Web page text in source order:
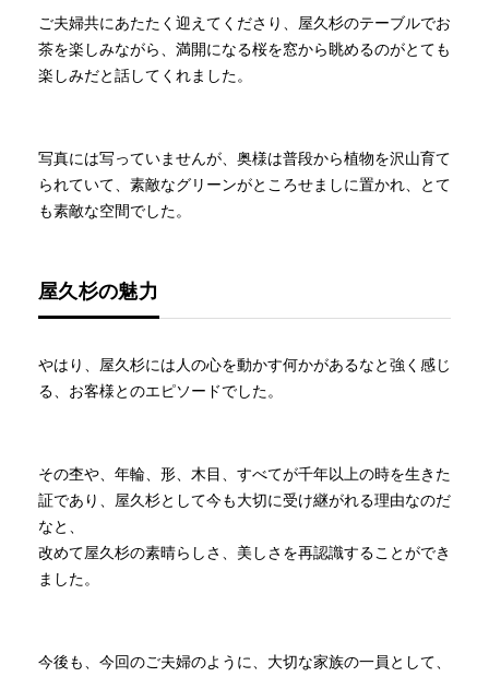
ご夫婦共にあたたく迎えてくださり、屋久杉のテーブルでお
茶を楽しみながら、満開になる桜を窓から眺めるのがとても
楽しみだと話してくれました。
写真には写っていませんが、奥様は普段から植物を沢山育て
られていて、素敵なグリーンがところせましに置かれ、とて
も素敵な空間でした。
屋久杉の魅力
やはり、屋久杉には人の心を動かす何かがあるなと強く感じ
る、お客様とのエピソードでした。
その杢や、年輪、形、木目、すべてが千年以上の時を生きた
証であり、屋久杉として今も大切に受け継がれる理由なのだ
なと、
改めて屋久杉の素晴らしさ、美しさを再認識することができ
ました。
今後も、今回のご夫婦のように、大切な家族の一員として、